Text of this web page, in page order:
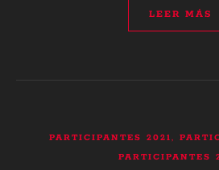
LEER MÁS
PARTICIPANTES 2021,
PARTICIPANTES